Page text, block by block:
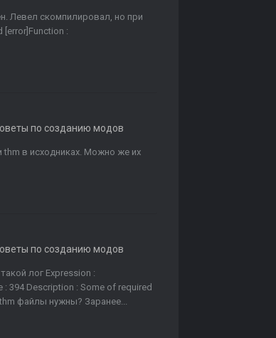
Левел скомпилировал, но при
[error]Function :
по созданию модов
thm в исходниках. Можно же их
по созданию модов
лог Expression :
: 394 Description : Some of required
файлы нужны? Заранее...